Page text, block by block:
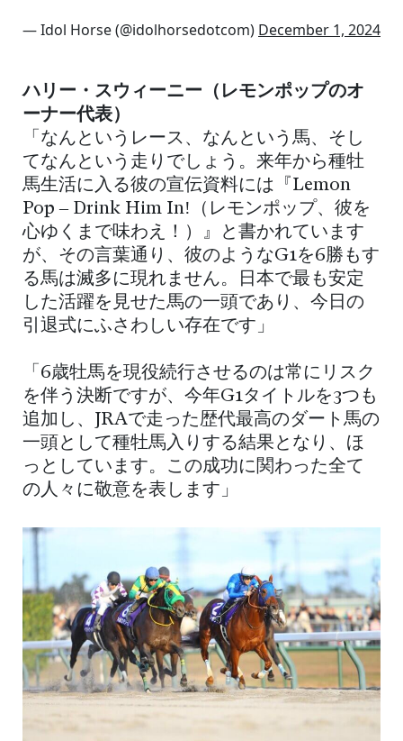
— Idol Horse (@idolhorsedotcom) December 1, 2024
ハリー・スウィーニー（レモンポップのオ
ーナー代表）
「なんというレース、なんという馬、そし
てなんという走りでしょう。来年から種牡
馬生活に入る彼の宣伝資料には『Lemon
Pop – Drink Him In!（レモンポップ、彼を
心ゆくまで味わえ！）』と書かれています
が、その言葉通り、彼のようなG1を6勝もす
る馬は滅多に現れません。日本で最も安定
した活躍を見せた馬の一頭であり、今日の
引退式にふさわしい存在です」
「6歳牡馬を現役続行させるのは常にリスク
を伴う決断ですが、今年G1タイトルを3つも
追加し、JRAで走った歴代最高のダート馬の
一頭として種牡馬入りする結果となり、ほ
っとしています。この成功に関わった全て
の人々に敬意を表します」